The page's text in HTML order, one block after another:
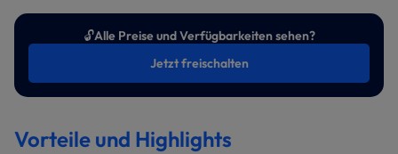
🔓Alle Preise und Verfügbarkeiten sehen?
Jetzt freischalten
Vorteile und Highlights